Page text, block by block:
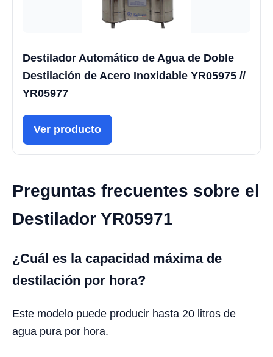
Destilador Automático de Agua de Doble
Destilación de Acero Inoxidable YR05975 //
YR05977
Ver producto
Preguntas frecuentes sobre el
Destilador YR05971
¿Cuál es la capacidad máxima de
destilación por hora?
Este modelo puede producir hasta 20 litros de
agua pura por hora.